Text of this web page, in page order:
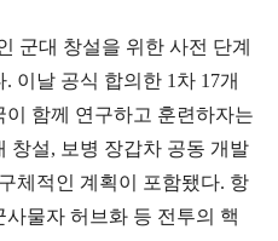
군대 창설을 위한 사전 단계
. 이날 공식 합의한 1 차 17개
함께 연구하고 훈련하자는
창설, 보병 장갑차 공동 개발
체적인 계획이 포함됐다. 항
사물자 허브화 등 전투의 핵